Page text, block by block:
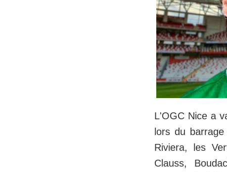
L'OGC Nice a
lors du
Riviera, les
Clauss,